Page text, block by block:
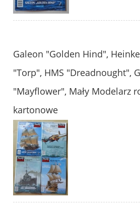
Galeon "Golden Hind",
"Torp", HMS "Dreadnought",
"Mayflower", Mały Modelarz
kartonowe